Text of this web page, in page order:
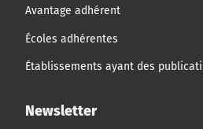
Avantage adhérent
Écoles adhérentes
Établissements ayant des
Newsletter